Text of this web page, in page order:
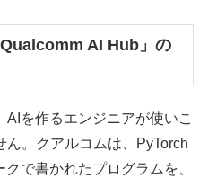
AI Hub」の
を作るエンジニアが使いこ
。クアルコムは、PyTorch
で書かれたプログラムを、